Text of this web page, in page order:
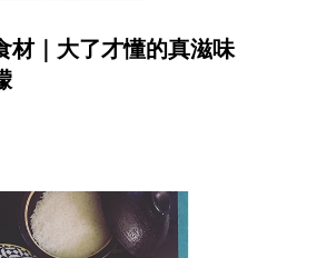
材｜大了才懂的真滋味